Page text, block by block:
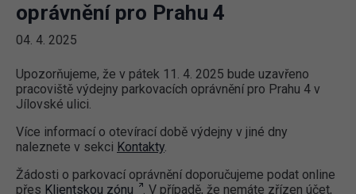
oprávnění pro Prahu 4
04. 4. 2025
Upozorňujeme, že v pátek 11. 4. 2025 bude uzavřeno
pracoviště výdejny parkovacích oprávnění pro Prahu 4 v
Jílovské ulici.
Více informací o otevírací době výdejny v jiné dny
naleznete v sekci Kontakty.
Žádosti o parkovací oprávnění doporučujeme podat online
přes Klientskou zónu
. V případě, že nemáte zřízen účet,